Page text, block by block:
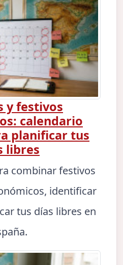
y festivos
calendario
planificar tus
libres
combinar festivos
identificar
tus días libres en